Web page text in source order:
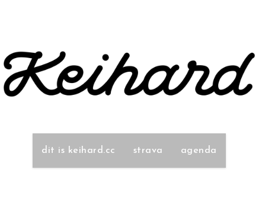
dit is keihard.cc strava agenda